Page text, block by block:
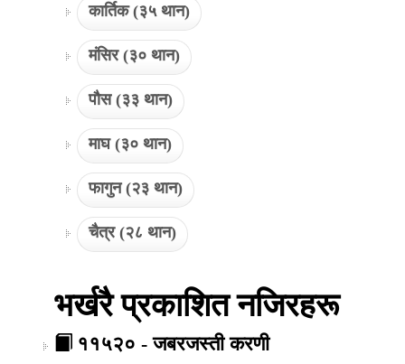
कार्तिक (३५ थान)
मंसिर (३० थान)
पौस (३३ थान)
माघ (३० थान)
फागुन (२३ थान)
चैत्र (२८ थान)
भर्खरै प्रकाशित नजिरहरू
११५२० - जबरजस्ती करणी